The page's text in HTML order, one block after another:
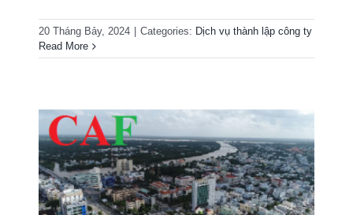
20 Tháng Bảy, 2024 Categories: Dịch vụ thành lập công ty
Read More